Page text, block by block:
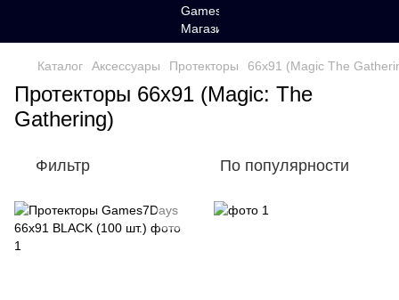
Каталог Аксессуары Протекторы 66x91 (Magic The
Протекторы 66x91 (Magic: The
Gathering)
Фильтр По популярности